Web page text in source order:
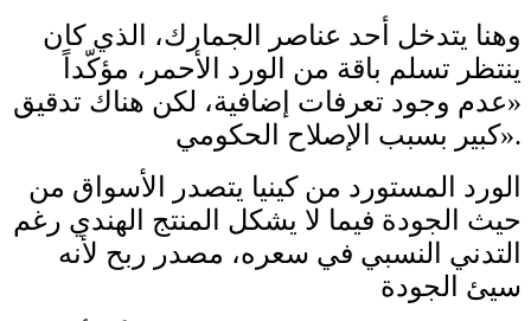
وهنا يتدخل أحد عناصر الجمارك، الذي كان
ينتظر تسلم باقة من الورد الأحمر، مؤكّداً
«عدم وجود تعرفات إضافية، لكن هناك تدقيق
كبير بسبب الإصلاح الحكومي».
الورد المستورد من كينيا يتصدر الأسواق من
حيث الجودة فيما لا يشكل المنتج الهندي رغم
التدني النسبي في سعره، مصدر ربح لأنه
سيئ الجودة